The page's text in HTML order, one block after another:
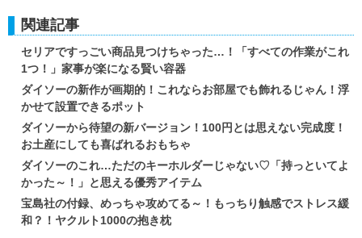
関連記事
セリアですっごい商品見つけちゃった…！「すべての作業がこれ
1つ！」家事が楽になる賢い容器
ダイソーの新作が画期的！これならお部屋でも飾れるじゃん！浮
かせて設置できるポット
ダイソーから待望の新バージョン！100円とは思えない完成度！
お土産にしても喜ばれるおもちゃ
ダイソーのこれ…ただのキーホルダーじゃない♡「持っといてよ
かった～！」と思える優秀アイテム
宝島社の付録、めっちゃ攻めてる～！もっちり触感でストレス緩
和？！ヤクルト1000の抱き枕